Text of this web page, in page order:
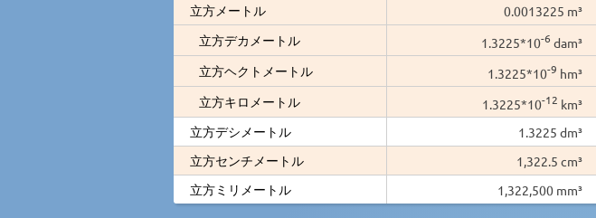
立方メートル
0.0013225 m³
立方デカメートル
1.3225*10-6 dam³
立方ヘクトメートル
1.3225*10-9 hm³
立方キロメートル
1.3225*10-12 km³
立方デシメートル
1.3225 dm³
立方センチメートル
1,322.5 cm³
立方ミリメートル
1,322,500 mm³